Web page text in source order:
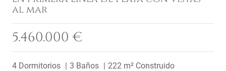
al mar
5.460.000 €
4 Dormitorios 3 Baños 222 m² Construido